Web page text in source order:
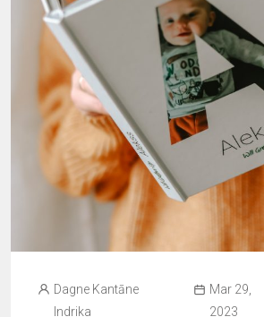
Dagne Kantāne
Indrika
Mar 29,
2023